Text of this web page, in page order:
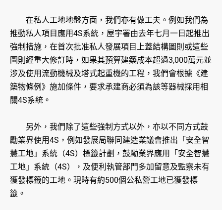
在私人工地地盤方面，我們亦有做工夫。例如我們為
推動私人項目應用4S系統，屋宇署由去年七月一日起推出
強制措施，在首次批准私人發展項目上蓋結構圖則或這些
圖則經重大修訂時，如果其預算建築成本超過3,000萬元並
涉及使用流動機械及塔式起重機的工程，我們會根據《建
築物條例》施加條件，要求承建商必須為該等器械採用相
關4S系統。
另外，我們除了這些強制方式以外，亦以不同方式鼓
勵業界使用4S，例如發展局聯同建造業議會推出「安全智
慧工地」系統（4S）標籤計劃，鼓勵業界應用「安全智慧
工地」系統（4S），及便利執管部門多加留意及監察未有
獲發標籤的工地。現時有約500個公私營工地已獲發標
籤。